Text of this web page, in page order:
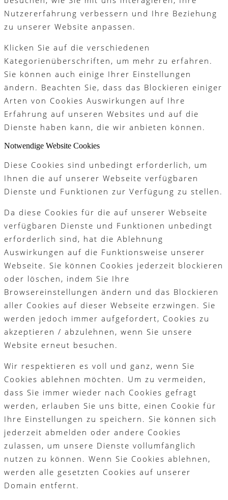
Nutzererfahrung verbessern und Ihre Beziehung
zu unserer Website anpassen.
Klicken Sie auf die verschiedenen
Kategorienüberschriften, um mehr zu erfahren.
Sie können auch einige Ihrer Einstellungen
ändern. Beachten Sie, dass das Blockieren einiger
Arten von Cookies Auswirkungen auf Ihre
Erfahrung auf unseren Websites und auf die
Dienste haben kann, die wir anbieten können.
Notwendige Website Cookies
Diese Cookies sind unbedingt erforderlich, um
Ihnen die auf unserer Webseite verfügbaren
Dienste und Funktionen zur Verfügung zu stellen.
Da diese Cookies für die auf unserer Webseite
verfügbaren Dienste und Funktionen unbedingt
erforderlich sind, hat die Ablehnung
Auswirkungen auf die Funktionsweise unserer
Webseite. Sie können Cookies jederzeit blockieren
oder löschen, indem Sie Ihre
Browsereinstellungen ändern und das Blockieren
aller Cookies auf dieser Webseite erzwingen. Sie
werden jedoch immer aufgefordert, Cookies zu
akzeptieren / abzulehnen, wenn Sie unsere
Website erneut besuchen.
Wir respektieren es voll und ganz, wenn Sie
Cookies ablehnen möchten. Um zu vermeiden,
dass Sie immer wieder nach Cookies gefragt
werden, erlauben Sie uns bitte, einen Cookie für
Ihre Einstellungen zu speichern. Sie können sich
jederzeit abmelden oder andere Cookies
zulassen, um unsere Dienste vollumfänglich
nutzen zu können. Wenn Sie Cookies ablehnen,
werden alle gesetzten Cookies auf unserer
Domain entfernt.